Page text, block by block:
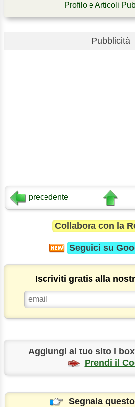
Profilo e Articoli
Pubblicità
precedente
Collabora con la
Seguici su
Iscriviti gratis alla
Aggiungi al tuo sito i
Prendi il
Segnala